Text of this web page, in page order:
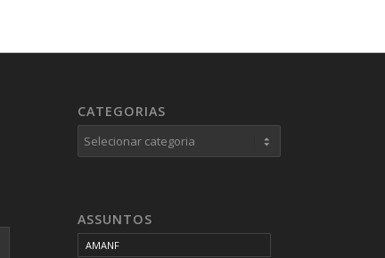
CATEGORIAS
Categorias
ASSUNTOS
AMANF